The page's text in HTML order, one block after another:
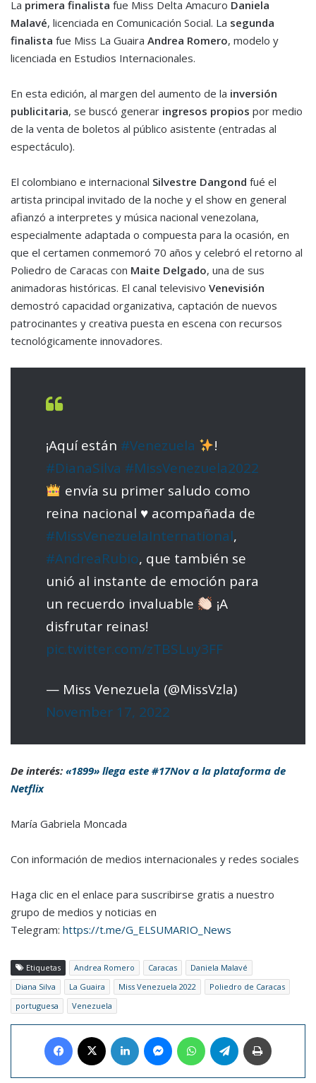
La primera finalista fue Miss Delta Amacuro Daniela
Malavé, licenciada en Comunicación Social. La segunda
finalista fue Miss La Guaira Andrea Romero, modelo y
licenciada en Estudios Internacionales.
En esta edición, al margen del aumento de la inversión
publicitaria, se buscó generar ingresos propios por medio
de la venta de boletos al público asistente (entradas al
espectáculo).
El colombiano e internacional Silvestre Dangond fué el
artista principal invitado de la noche y el show en general
afianzó a interpretes y música nacional venezolana,
especialmente adaptada o compuesta para la ocasión, en
que el certamen conmemoró 70 años y celebró el retorno al
Poliedro de Caracas con Maite Delgado, una de sus
animadoras históricas. El canal televisivo Venevisión
demostró capacidad organizativa, captación de nuevos
patrocinantes y creativa puesta en escena con recursos
tecnológicamente innovadores.
¡Aquí están #Venezuela
!
#DianaSilva #MissVenezuela2022
envía su primer saludo como
reina nacional ♥️ acompañada de
#MissVenezuelaInternational,
#AndreaRubio, que también se
unió al instante de emoción para
un recuerdo invaluable
¡A
disfrutar reinas!
pic.twitter.com/zTBSLuy3FF
— Miss Venezuela (@MissVzla)
November 17, 2022
De interés: «1899» llega este #17Nov a la plataforma de
Netflix
María Gabriela Moncada
Con información de medios internacionales y redes sociales
Haga clic en el enlace para suscribirse gratis a nuestro
grupo de medios y noticias en
Telegram: https://t.me/G_ELSUMARIO_News
Etiquetas Andrea Romero Caracas
Daniela Malavé
Diana Silva
La Guaira Miss Venezuela 2022
Poliedro de Caracas
portuguesa
Venezuela
Facebook LinkedIn MessengerWhatsAppTelegram